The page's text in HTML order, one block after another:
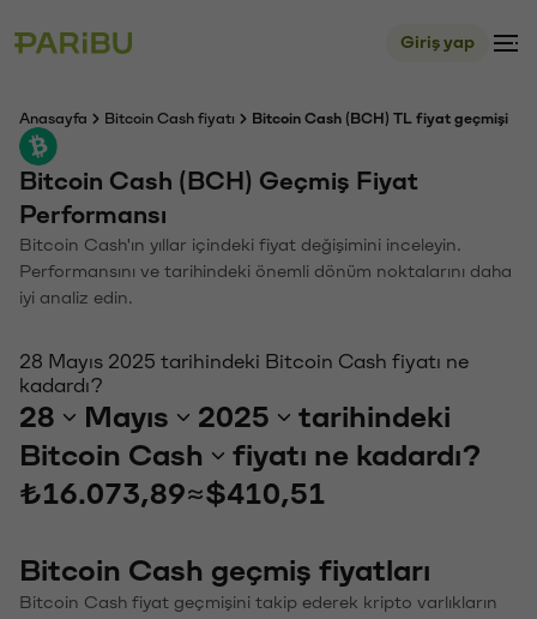
Giriş yap
Anasayfa Bitcoin Cash fiyatı Bitcoin Cash (BCH) TL fiyat geçmişi
Bitcoin Cash (BCH) Geçmiş Fiyat
Performansı
Bitcoin Cash'ın yıllar içindeki fiyat değişimini inceleyin.
Performansını ve tarihindeki önemli dönüm noktalarını daha
iyi analiz edin.
28 Mayıs 2025 tarihindeki Bitcoin Cash fiyatı ne
kadardı?
28 Mayıs 2025
tarihindeki
Bitcoin Cash
fiyatı ne kadardı?
₺16.073,89≈$410,51
Bitcoin Cash geçmiş fiyatları
Bitcoin Cash fiyat geçmişini takip ederek kripto varlıkların